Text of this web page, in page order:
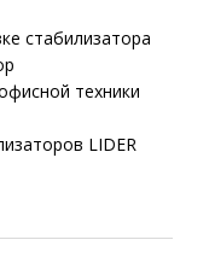
стабилизатора
техники
LIDER